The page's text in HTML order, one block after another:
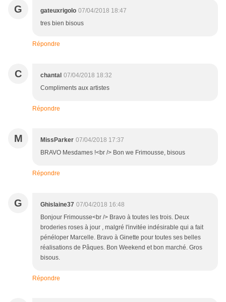
G gateuxrigolo 07/04/2018 18:47
tres bien bisous
Répondre
C chantal 07/04/2018 18:32
Compliments aux artistes
Répondre
M MissParker 07/04/2018 17:37
BRAVO Mesdames !<br /> Bon we Frimousse, bisous
Répondre
G Ghislaine37 07/04/2018 16:48
Bonjour Frimousse<br /> Bravo à toutes les trois. Deux
broderies roses à jour , malgré l'invitée indésirable qui a fait
pénéloper Marcelle. Bravo à Ginette pour toutes ses belles
réalisations de Pâques. Bon Weekend et bon marché. Gros
bisous.
Répondre